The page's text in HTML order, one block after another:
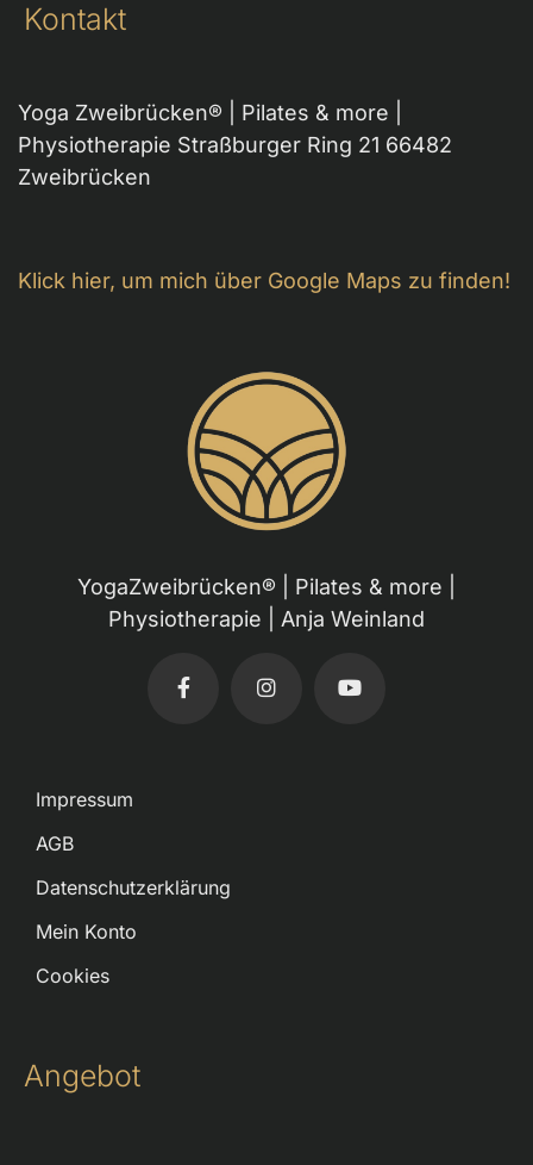
Kontakt
Yoga Zweibrücken® | Pilates & more |
Physiotherapie Straßburger Ring 21 66482
Zweibrücken
Klick hier, um mich über Google Maps zu finden!
YogaZweibrücken® | Pilates & more |
Physiotherapie | Anja Weinland
Impressum
AGB
Datenschutzerklärung
Mein Konto
Cookies
Angebot